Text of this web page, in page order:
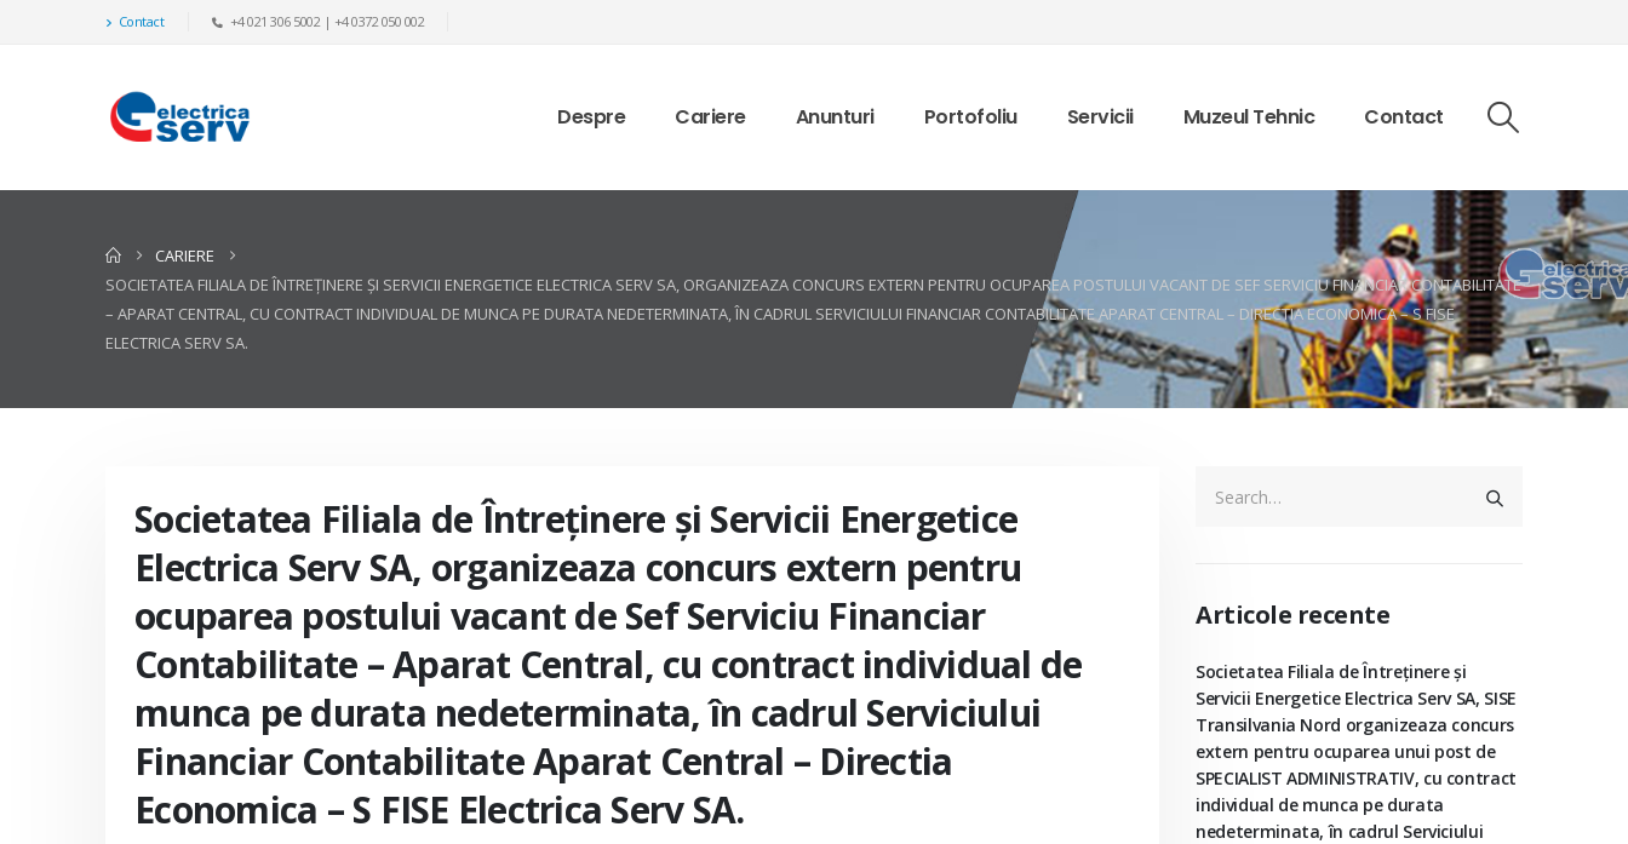
Contact +4 021 306 5002 | +4 0372 050 002
Despre Cariere Anunturi Portofoliu Servicii Muzeul Tehnic Contact
CARIERE
SOCIETATEA FILIALA DE ÎNTREŢINERE ŞI SERVICII ENERGETICE ELECTRICA SERV SA, ORGANIZEAZA CONCURS EXTERN PENTRU OCUPAREA POSTULUI VACANT DE SEF SERVICIU FINANCIAR CONTABILITATE
– APARAT CENTRAL, CU CONTRACT INDIVIDUAL DE MUNCA PE DURATA NEDETERMINATA, ÎN CADRUL SERVICIULUI FINANCIAR CONTABILITATE APARAT CENTRAL – DIRECTIA ECONOMICA – S FISE
ELECTRICA SERV SA.
Societatea Filiala de Întreţinere şi Servicii Energetice
Electrica Serv SA, organizeaza concurs extern pentru
ocuparea postului vacant de Sef Serviciu Financiar
Contabilitate – Aparat Central, cu contract individual de
munca pe durata nedeterminata, în cadrul Serviciului
Financiar Contabilitate Aparat Central – Directia
Economica – S FISE Electrica Serv SA.
Articole recente
Societatea Filiala de Întreţinere şi
Servicii Energetice Electrica Serv SA, SISE
Transilvania Nord organizeaza concurs
extern pentru ocuparea unui post de
SPECIALIST ADMINISTRATIV, cu contract
individual de munca pe durata
nedeterminata, în cadrul Serviciului